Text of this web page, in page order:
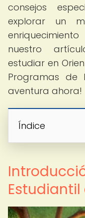
consejos
explorar un
nuestro
estudiar en
Programas de
aventura ahora!
Índice
Estudiantil